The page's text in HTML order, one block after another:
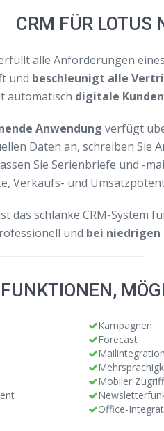
CRM FÜR LOTUS
alle Anforderungen
und beschleunigt alle
automatisch digitale
Anwendung verfügt
Daten an, schreiben Sie
Sie Serienbriefe und -
Verkaufs- und
das schlanke CRM-
und bei niedrigen
Kampagnen
Forecast
Mailintegration
Mobiler Zugriff
Office-